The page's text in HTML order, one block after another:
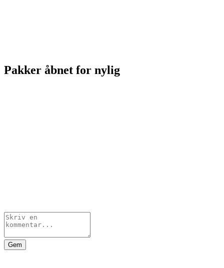
Pakker åbnet for nylig
Gem